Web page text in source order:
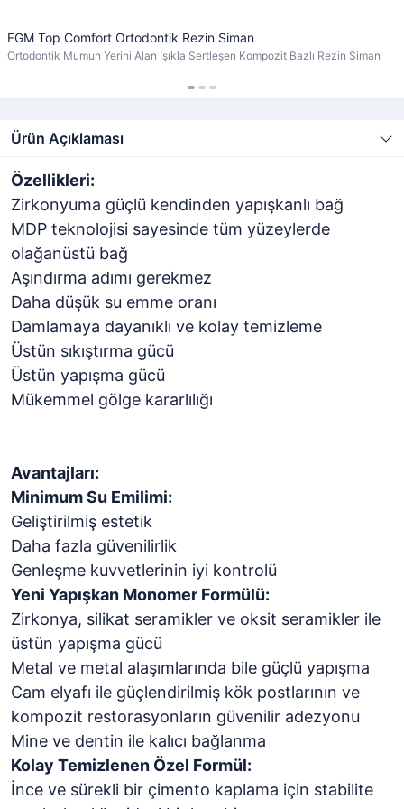
FGM Top Comfort Ortodontik Rezin Siman
Ortodontik Mumun Yerini Alan Işıkla Sertleşen Kompozit Bazlı Rezin Siman
Ürün Açıklaması
Özellikleri:
Zirkonyuma güçlü kendinden yapışkanlı bağ
MDP teknolojisi sayesinde tüm yüzeylerde
olağanüstü bağ
Aşındırma adımı gerekmez
Daha düşük su emme oranı
Damlamaya dayanıklı ve kolay temizleme
Üstün sıkıştırma gücü
Üstün yapışma gücü
Mükemmel gölge kararlılığı
Avantajları:
Minimum Su Emilimi:
Geliştirilmiş estetik
Daha fazla güvenilirlik
Genleşme kuvvetlerinin iyi kontrolü
Yeni Yapışkan Monomer Formülü:
Zirkonya, silikat seramikler ve oksit seramikler ile
üstün yapışma gücü
Metal ve metal alaşımlarında bile güçlü yapışma
Cam elyafı ile güçlendirilmiş kök postlarının ve
kompozit restorasyonların güvenilir adezyonu
Mine ve dentin ile kalıcı bağlanma
Kolay Temizlenen Özel Formül:
İnce ve sürekli bir çimento kaplama için stabilite